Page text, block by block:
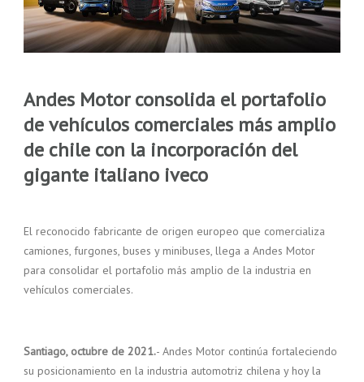
Andes Motor consolida el portafolio
de vehículos comerciales más amplio
de chile con la incorporación del
gigante italiano iveco
El reconocido fabricante de origen europeo que comercializa
camiones, furgones, buses y minibuses, llega a Andes Motor
para consolidar el portafolio más amplio de la industria en
vehículos comerciales.
Santiago, octubre de 2021.- Andes Motor continúa fortaleciendo
su posicionamiento en la industria automotriz chilena y hoy la